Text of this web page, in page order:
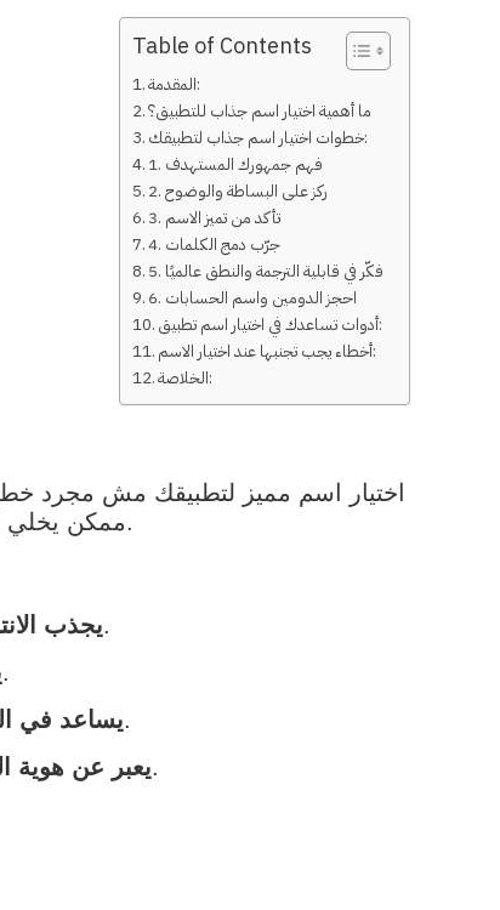
Table of Contents
المقدمة:
ما أهمية اختيار اسم جذاب للتطبيق؟
خطوات اختيار اسم جذاب لتطبيقك:
1. فهم جمهورك المستهدف
2. ركز على البساطة والوضوح
3. تأكد من تميز الاسم
4. جرّب دمج الكلمات
5. فكّر في قابلية الترجمة والنطق عالميًا
6. احجز الدومين واسم الحسابات
أدوات تساعدك في اختيار اسم تطبيق:
أخطاء يجب تجنبها عند اختيار الاسم:
الخلاصة:
اختيار اسم مميز لتطبيقك مش مجرد
ممكن يخلي المستخدمين يفتكروا تطبيقك بسهولة، ويحمّسهم يحملوه ويشاركوه مع غيرهم.
-يجذبالاسم المميز يلفت المستخدمين وسط مئات التطبيقات.
اسم سهل ومميز بيخلي حملاتك التسويقية أنجح.
-يساعد فيالمستخدم هيقدر يفتكر اسم التطبيق بسهولة ويقوله لغيره.
-يعبر عن هويةالاسم بيكون أول رسالة بيوصلها للمستخدم عن فكرة التطبيق ووظيفته.